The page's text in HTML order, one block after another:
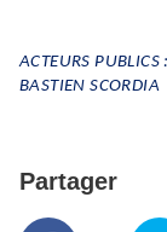
ACTEURS
BASTIEN SCORDIA
Partager